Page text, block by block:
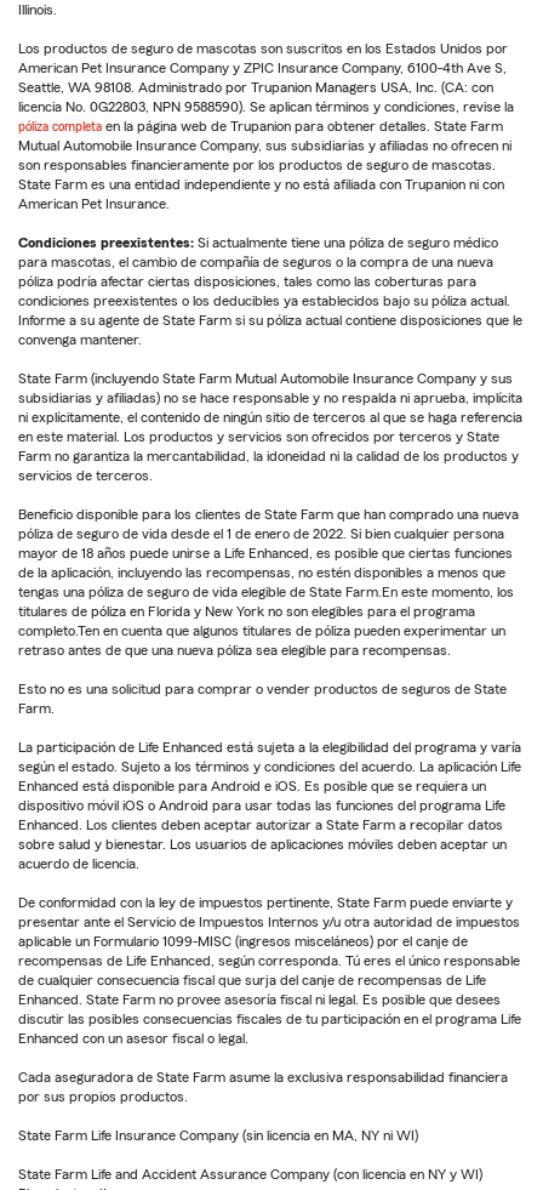
Illinois.
Los productos de seguro de mascotas son suscritos en los Estados Unidos por
American Pet Insurance Company y ZPIC Insurance Company, 6100-4th Ave S,
Seattle, WA 98108. Administrado por Trupanion Managers USA, Inc. (CA: con
licencia No. 0G22803, NPN 9588590). Se aplican términos y condiciones, revise la
póliza completa en la página web de Trupanion para obtener detalles. State Farm
Mutual Automobile Insurance Company, sus subsidiarias y afiliadas no ofrecen ni
son responsables financieramente por los productos de seguro de mascotas.
State Farm es una entidad independiente y no está afiliada con Trupanion ni con
American Pet Insurance.
Condiciones preexistentes: Si actualmente tiene una póliza de seguro médico
para mascotas, el cambio de compañía de seguros o la compra de una nueva
póliza podría afectar ciertas disposiciones, tales como las coberturas para
condiciones preexistentes o los deducibles ya establecidos bajo su póliza actual.
Informe a su agente de State Farm si su póliza actual contiene disposiciones que le
convenga mantener.
State Farm (incluyendo State Farm Mutual Automobile Insurance Company y sus
subsidiarias y afiliadas) no se hace responsable y no respalda ni aprueba, implícita
ni explícitamente, el contenido de ningún sitio de terceros al que se haga referencia
en este material. Los productos y servicios son ofrecidos por terceros y State
Farm no garantiza la mercantabilidad, la idoneidad ni la calidad de los productos y
servicios de terceros.
Beneficio disponible para los clientes de State Farm que han comprado una nueva
póliza de seguro de vida desde el 1 de enero de 2022. Si bien cualquier persona
mayor de 18 años puede unirse a Life Enhanced, es posible que ciertas funciones
de la aplicación, incluyendo las recompensas, no estén disponibles a menos que
tengas una póliza de seguro de vida elegible de State Farm.En este momento, los
titulares de póliza en Florida y New York no son elegibles para el programa
completo.Ten en cuenta que algunos titulares de póliza pueden experimentar un
retraso antes de que una nueva póliza sea elegible para recompensas.
Esto no es una solicitud para comprar o vender productos de seguros de State
Farm.
La participación de Life Enhanced está sujeta a la elegibilidad del programa y varía
según el estado. Sujeto a los términos y condiciones del acuerdo. La aplicación Life
Enhanced está disponible para Android e iOS. Es posible que se requiera un
dispositivo móvil iOS o Android para usar todas las funciones del programa Life
Enhanced. Los clientes deben aceptar autorizar a State Farm a recopilar datos
sobre salud y bienestar. Los usuarios de aplicaciones móviles deben aceptar un
acuerdo de licencia.
De conformidad con la ley de impuestos pertinente, State Farm puede enviarte y
presentar ante el Servicio de Impuestos Internos y/u otra autoridad de impuestos
aplicable un Formulario 1099-MISC (ingresos misceláneos) por el canje de
recompensas de Life Enhanced, según corresponda. Tú eres el único responsable
de cualquier consecuencia fiscal que surja del canje de recompensas de Life
Enhanced. State Farm no provee asesoría fiscal ni legal. Es posible que desees
discutir las posibles consecuencias fiscales de tu participación en el programa Life
Enhanced con un asesor fiscal o legal.
Cada aseguradora de State Farm asume la exclusiva responsabilidad financiera
por sus propios productos.
State Farm Life Insurance Company (sin licencia en MA, NY ni WI)
State Farm Life and Accident Assurance Company (con licencia en NY y WI)